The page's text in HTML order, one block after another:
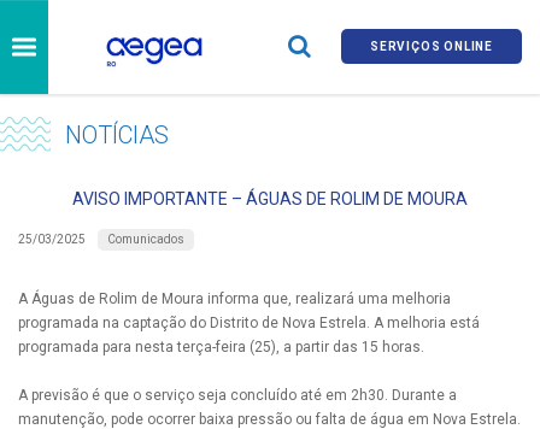
SERVIÇOS ONLINE
NOTÍCIAS
AVISO IMPORTANTE – ÁGUAS DE ROLIM DE MOURA
25/03/2025 Comunicados
A Águas de Rolim de Moura informa que, realizará uma melhoria
programada na captação do Distrito de Nova Estrela. A melhoria está
programada para nesta terça-feira (25), a partir das 15 horas.
A previsão é que o serviço seja concluído até em 2h30. Durante a
manutenção, pode ocorrer baixa pressão ou falta de água em Nova Estrela.